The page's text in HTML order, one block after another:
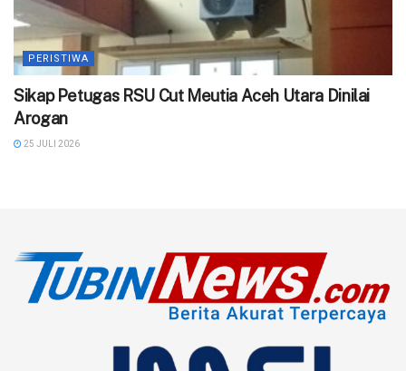
PERISTIWA
‎Sikap Petugas RSU Cut Meutia Aceh Utara Dinilai
Arogan
25 JULI 2026